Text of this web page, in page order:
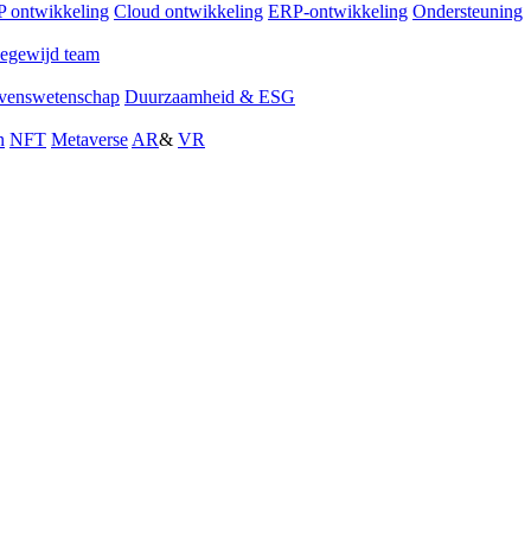
ontwikkeling Cloud ontwikkeling ERP-ontwikkeling Ondersteuning
team
Duurzaamheid & ESG
NFT Metaverse AR& VR